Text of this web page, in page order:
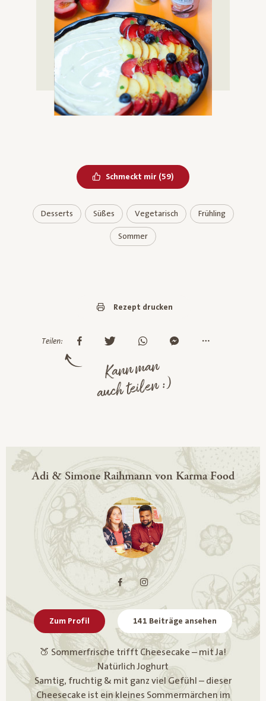
Schmeckt mir Bereits geliked
(59)
Desserts Süßes Vegetarisch Frühling
Sommer
Rezept drucken
Teilen:
Kann man
auch teilen :)
Adi & Simone Raihmann von Karma Food
Zum Profil 141 Beiträge ansehen
🍑 Sommerfrische trifft Cheesecake – mit Ja!
Natürlich Joghurt
Samtig, fruchtig & mit ganz viel Gefühl – dieser
Cheesecake ist ein kleines Sommermärchen im